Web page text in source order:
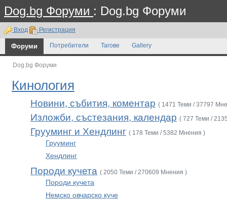
Dog.bg Форуми : Dog.bg Форуми
Вход Регистрация
Форуми Потребители Тагове Gallery
Dog.bg Форуми
Кинология
Новини, събития, коментар ( 1471 Теми / 37797
Изложби, състезания, календар ( 727 Теми /
Грууминг и Хендлинг ( 178 Теми / 5382 Мнения )
Грууминг
Хендлинг
Породи кучета ( 2050 Теми / 270609 Мнения )
Породи кучета
Немско овчарско куче